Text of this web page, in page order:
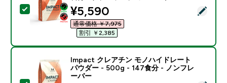
この商品を選択 - Impact ホエイ プロテイン - 1KG -
discounted price
¥5,590‎
通常価格 ￥7,975‎
割引 ￥2,385‎
Impact クレアチン モノハイドレート
パウダー - 500g - 147食分 - ノンフレ
ーバー